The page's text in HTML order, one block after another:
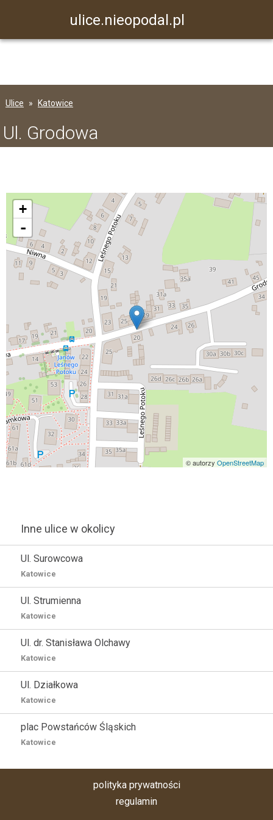
ulice.nieopodal.pl
Ulice Katowice
Ul. Grodowa
+
-
© autorzy OpenStreetMap
Inne ulice w okolicy
Ul. Surowcowa
Katowice
Ul. Strumienna
Katowice
Ul. dr. Stanisława Olchawy
Katowice
Ul. Działkowa
Katowice
plac Powstańców Śląskich
Katowice
polityka prywatności
regulamin